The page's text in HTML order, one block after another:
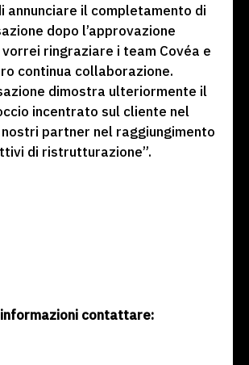
annunciare il completamento di
dopo l’approvazione
ringraziare i team Covéa e
continua collaborazione.
dimostra ulteriormente il
incentrato sul cliente nel
partner nel raggiungimento
di ristrutturazione”.
contattare: